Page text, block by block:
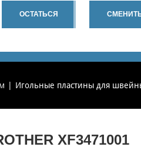
ОСТАТЬСЯ
Игольные пластины для
XF3471001